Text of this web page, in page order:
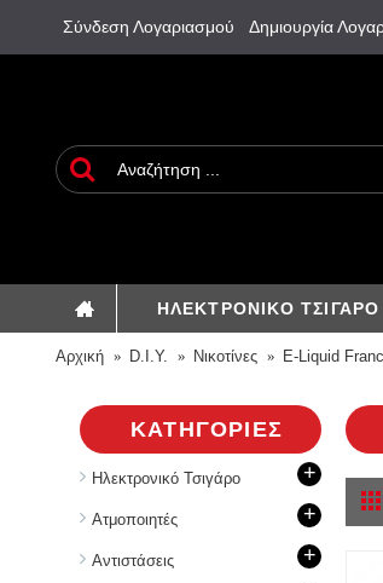
Σύνδεση Λογαριασμού Δημιουργία
ΗΛΕΚΤΡΟΝΙΚΟ ΤΣΙΓΑΡΟ
Αρχική D.I.Y. Νικοτίνες E-Liquid
ΚΑΤΗΓΟΡΊΕΣ
Ηλεκτρονικό Τσιγάρο +
Aτμοποιητές +
Aντιστάσεις +